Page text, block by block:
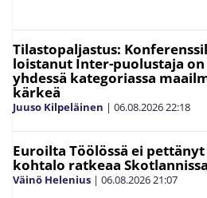
Tilastopaljastus:
loistanut Inter-puolustaja on
yhdessä kategoriassa
kärkeä
Juuso Kilpeläinen | 06.08.202622:18
Euroilta Töölössä ei pettänyt
kohtalo ratkeaa Skotlannissa
Väinö Helenius | 06.08.202621:07